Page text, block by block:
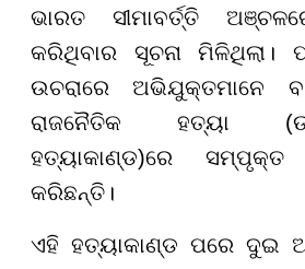
ଭାରତ ସୀମାବର୍ତ୍ତି
କରିଥିବାର ସୂଚନା ମିଳିଥିଲା।
ଉଚରାରେ ଅଭିଯୁକ୍ତମାନେ
ରାଜନୈତିକ ହତ୍ୟା
ହତ୍ୟାକାଣ୍ଡ)ରେ ସମ୍ପୃକ୍ତ
କରିଛନ୍ତି।
ଏହି ହତ୍ୟାକାଣ୍ଡ ପରେ ଦୁଇ